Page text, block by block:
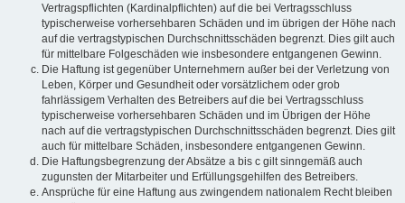
Vertragspflichten (Kardinalpflichten) auf die bei Vertragsschluss
typischerweise vorhersehbaren Schäden und im übrigen der Höhe nach
auf die vertragstypischen Durchschnittsschäden begrenzt. Dies gilt auch
für mittelbare Folgeschäden wie insbesondere entgangenen Gewinn.
Die Haftung ist gegenüber Unternehmern außer bei der Verletzung von
Leben, Körper und Gesundheit oder vorsätzlichem oder grob
fahrlässigem Verhalten des Betreibers auf die bei Vertragsschluss
typischerweise vorhersehbaren Schäden und im Übrigen der Höhe
nach auf die vertragstypischen Durchschnittsschäden begrenzt. Dies gilt
auch für mittelbare Schäden, insbesondere entgangenen Gewinn.
Die Haftungsbegrenzung der Absätze a bis c gilt sinngemäß auch
zugunsten der Mitarbeiter und Erfüllungsgehilfen des Betreibers.
Ansprüche für eine Haftung aus zwingendem nationalem Recht bleiben